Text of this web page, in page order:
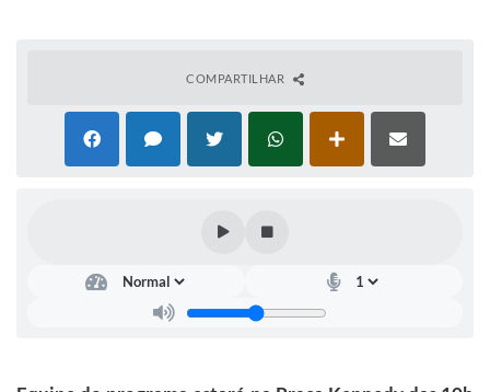
Fale Conosco
FAQ - Perguntas Frequentes
Legislação
Lei de acesso à informação
COMPARTILHAR